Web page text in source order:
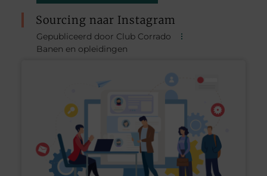
Sourcing naar Instagram
Gepubliceerd door Club Corrado
Banen en opleidingen